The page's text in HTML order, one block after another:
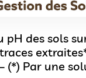
pH des sols
(*) Par une